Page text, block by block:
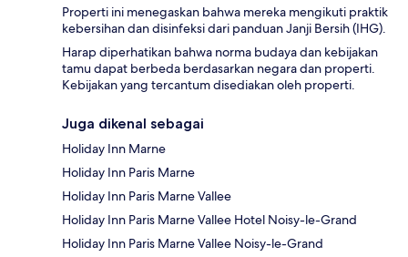
Properti ini menegaskan bahwa mereka mengikuti praktik
kebersihan dan disinfeksi dari panduan Janji Bersih (IHG).
Harap diperhatikan bahwa norma budaya dan kebijakan
tamu dapat berbeda berdasarkan negara dan properti.
Kebijakan yang tercantum disediakan oleh properti.
Juga dikenal sebagai
Holiday Inn Marne
Holiday Inn Paris Marne
Holiday Inn Paris Marne Vallee
Holiday Inn Paris Marne Vallee Hotel Noisy-le-Grand
Holiday Inn Paris Marne Vallee Noisy-le-Grand